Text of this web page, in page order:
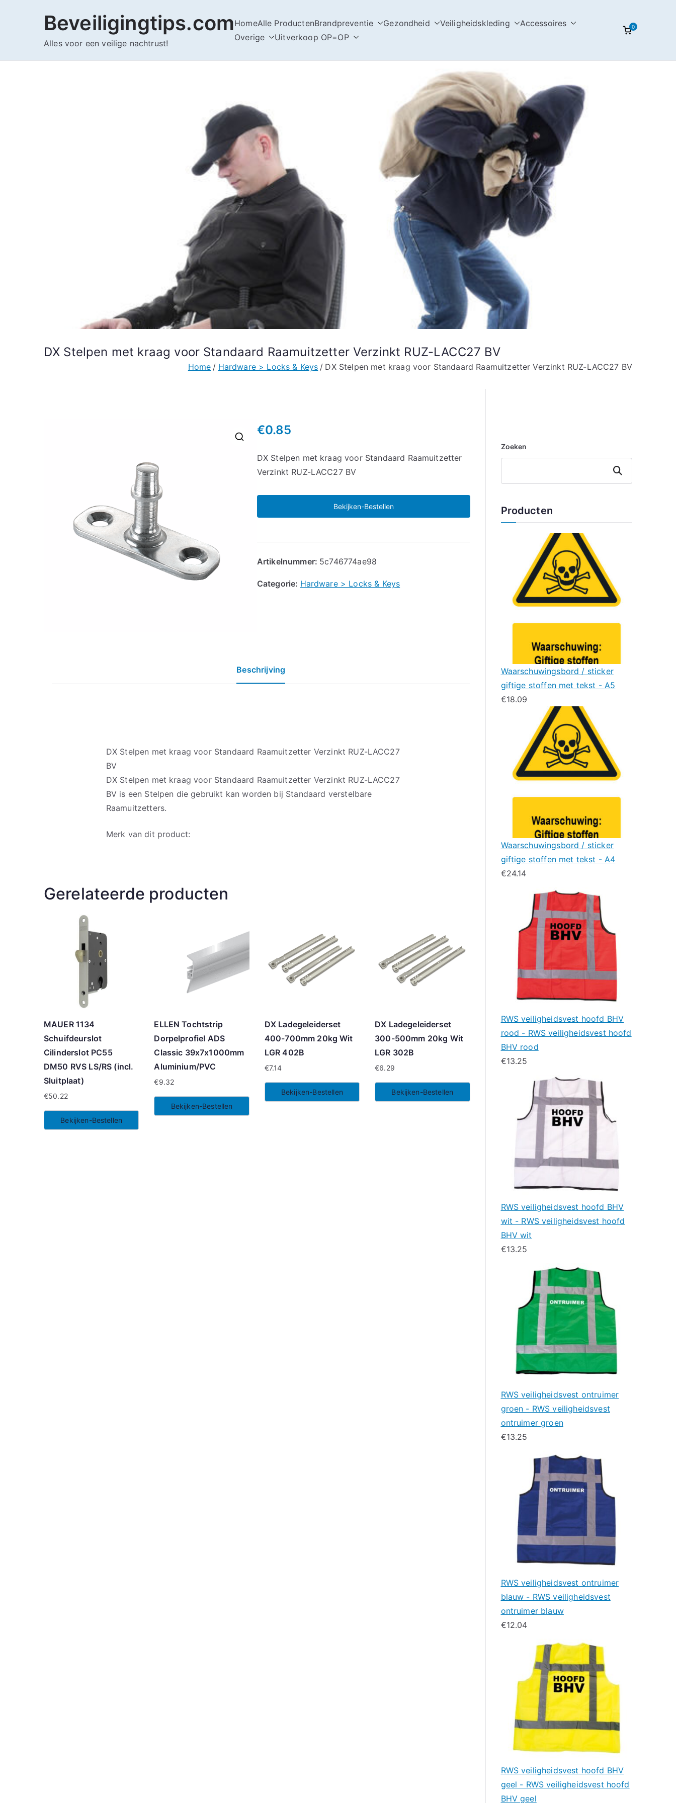
Beveiligingtips.com
Alles voor een veilige nachtrust!
HomeAlle ProductenBrandpreventie Gezondheid Veiligheidskleding
Accessoires
Overige
Uitverkoop OP=OP
0
DX Stelpen met kraag voor Standaard Raamuitzetter Verzinkt RUZ-LACC27 BV
Home Hardware > Locks & Keys DX Stelpen met kraag voor Standaard Raamuitzetter Verzinkt RUZ-LACC27 BV
€0.85
DX Stelpen met kraag voor Standaard Raamuitzetter
Verzinkt RUZ-LACC27 BV
Bekijken-Bestellen
Artikelnummer: 5c746774ae98
Categorie: Hardware > Locks & Keys
Beschrijving
DX Stelpen met kraag voor Standaard Raamuitzetter Verzinkt RUZ-LACC27
BV
DX Stelpen met kraag voor Standaard Raamuitzetter Verzinkt RUZ-LACC27
BV is een Stelpen die gebruikt kan worden bij Standaard verstelbare
Raamuitzetters.
Merk van dit product:
Gerelateerde producten
MAUER 1134
Schuifdeurslot
Cilinderslot PC55
DM50 RVS LS/RS (incl.
Sluitplaat)
€50.22
Bekijken-Bestellen
ELLEN Tochtstrip
Dorpelprofiel ADS
Classic 39x7x1000mm
Aluminium/PVC
€9.32
Bekijken-Bestellen
DX Ladegeleiderset
400-700mm 20kg Wit
LGR 402B
€7.14
Bekijken-Bestellen
DX Ladegeleiderset
300-500mm 20kg Wit
LGR 302B
€6.29
Bekijken-Bestellen
Zoeken
Zoeken
Producten
Waarschuwingsbord / sticker
giftige stoffen met tekst - A5
€18.09
Waarschuwingsbord / sticker
giftige stoffen met tekst - A4
€24.14
RWS veiligheidsvest hoofd BHV
rood - RWS veiligheidsvest hoofd
BHV rood
€13.25
RWS veiligheidsvest hoofd BHV
wit - RWS veiligheidsvest hoofd
BHV wit
€13.25
RWS veiligheidsvest ontruimer
groen - RWS veiligheidsvest
ontruimer groen
€13.25
RWS veiligheidsvest ontruimer
blauw - RWS veiligheidsvest
ontruimer blauw
€12.04
RWS veiligheidsvest hoofd BHV
geel - RWS veiligheidsvest hoofd
BHV geel